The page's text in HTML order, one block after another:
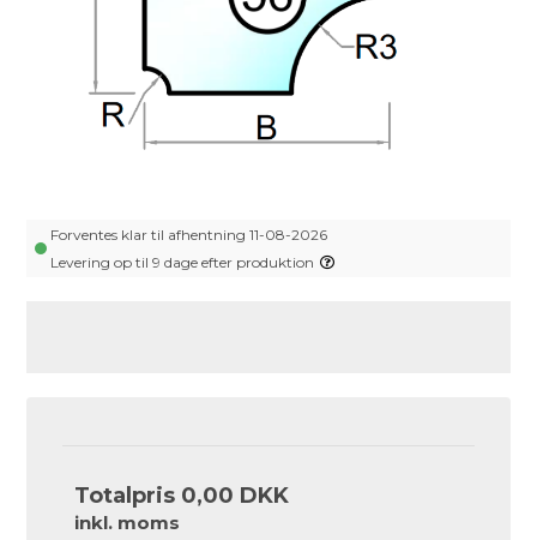
Forventes klar til afhentning 11-08-2026
Levering op til 9 dage efter produktion
Totalpris 0,00 DKK
inkl. moms